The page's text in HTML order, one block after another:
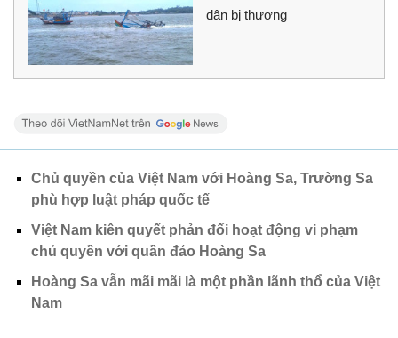
dân bị thương
Chủ quyền của Việt Nam với Hoàng Sa, Trường Sa
phù hợp luật pháp quốc tế
Việt Nam kiên quyết phản đối hoạt động vi phạm
chủ quyền với quần đảo Hoàng Sa
Hoàng Sa vẫn mãi mãi là một phần lãnh thổ của Việt
Nam